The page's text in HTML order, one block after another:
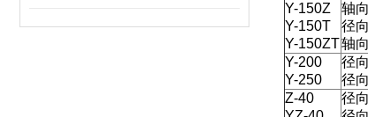
Y-150Z
Y-150T
Y-150ZT
轴
径
轴
Y-200
Y-250
径
径
Z-40
径